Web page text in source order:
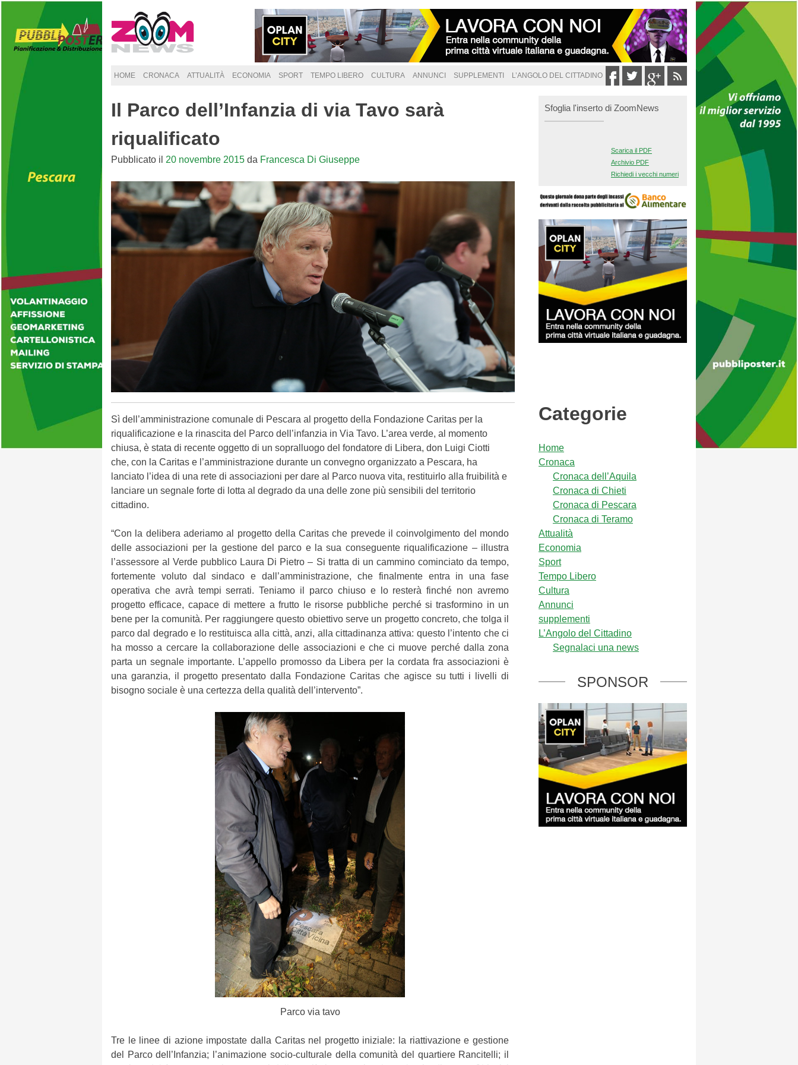
to
content
HOME CRONACA ATTUALITÀ ECONOMIA SPORT TEMPO LIBERO CULTURA ANNUNCI SUPPLEMENTI L’ANGOLO DEL CITTADINO
Il Parco dell’Infanzia di via Tavo sarà
riqualificato
Pubblicato il 20 novembre 2015 da Francesca Di Giuseppe
Sì dell’amministrazione comunale di Pescara al progetto della Fondazione Caritas per la
riqualificazione e la rinascita del Parco dell’infanzia in Via Tavo. L’area verde, al momento
chiusa, è stata di recente oggetto di un sopralluogo del fondatore di Libera, don Luigi Ciotti
che, con la Caritas e l’amministrazione durante un convegno organizzato a Pescara, ha
lanciato l’idea di una rete di associazioni per dare al Parco nuova vita, restituirlo alla fruibilità e
lanciare un segnale forte di lotta al degrado da una delle zone più sensibili del territorio
cittadino.
“Con la delibera aderiamo al progetto della Caritas che prevede il coinvolgimento del mondo
delle associazioni per la gestione del parco e la sua conseguente riqualificazione – illustra
l’assessore al Verde pubblico Laura Di Pietro – Si tratta di un cammino cominciato da tempo,
fortemente voluto dal sindaco e dall’amministrazione, che finalmente entra in una fase
operativa che avrà tempi serrati. Teniamo il parco chiuso e lo resterà finché non avremo
progetto efficace, capace di mettere a frutto le risorse pubbliche perché si trasformino in un
bene per la comunità. Per raggiungere questo obiettivo serve un progetto concreto, che tolga il
parco dal degrado e lo restituisca alla città, anzi, alla cittadinanza attiva: questo l’intento che ci
ha mosso a cercare la collaborazione delle associazioni e che ci muove perché dalla zona
parta un segnale importante. L’appello promosso da Libera per la cordata fra associazioni è
una garanzia, il progetto presentato dalla Fondazione Caritas che agisce su tutti i livelli di
bisogno sociale è una certezza della qualità dell’intervento”.
Parco via tavo
Tre le linee di azione impostate dalla Caritas nel progetto iniziale: la riattivazioneegestione
del Parco dell’Infanzia; l’animazione socio-culturale della comunità del quartiere Rancitelli; il
Sfoglia l'inserto di ZoomNews
Scarica il PDF
Archivio PDF
Richiedi i vecchi numeri
Categorie
Home
Cronaca
Cronaca dell’Aquila
Cronaca di Chieti
Cronaca di Pescara
Cronaca di Teramo
Attualità
Economia
Sport
Tempo Libero
Cultura
Annunci
supplementi
L’Angolo del Cittadino
Segnalaci una news
SPONSOR